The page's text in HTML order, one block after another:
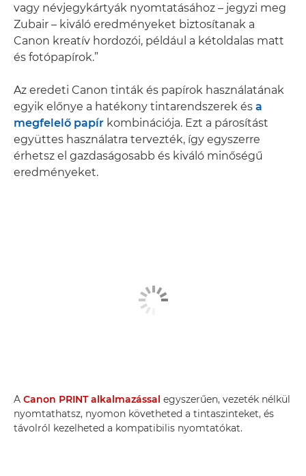
vagy névjegykártyák nyomtatásához – jegyzi meg
Zubair – kiváló eredményeket biztosítanak a
Canon kreatív hordozói, például a kétoldalas matt
és fotópapírok.”
Az eredeti Canon tinták és papírok használatának
egyik előnye a hatékony tintarendszerek és a
megfelelő papír kombinációja. Ezt a párosítást
együttes használatra tervezték, így egyszerre
érhetsz el gazdaságosabb és kiváló minőségű
eredményeket.
A Canon PRINT alkalmazással egyszerűen, vezeték nélkül
nyomtathatsz, nyomon követheted a tintaszinteket, és
távolról kezelheted a kompatibilis nyomtatókat.